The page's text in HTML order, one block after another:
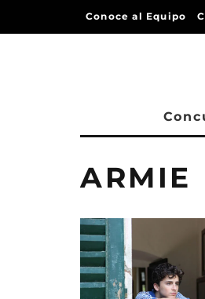
Conoce al Equipo
ARMIE